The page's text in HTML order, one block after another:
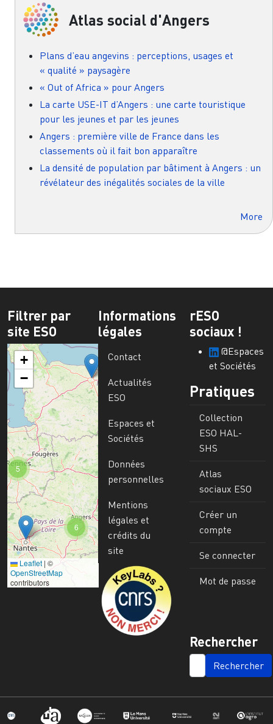
Atlas social d'Angers
Plans d’eau angevins : perceptions, usages et
« qualité » paysagère
« Out of Africa » pour Angers
La carte USE-IT d’Angers : une carte touristique
pour les jeunes et par les jeunes
Angers : première ville de France dans les
classements où il fait bon apparaître
La densité de population par bâtiment à Angers : un
révélateur des inégalités sociales de la ville
More
Filtrer par
site ESO
6
5
+
−
Leaflet | ©
OpenStreetMap
contributors
Informations
légales
Contact
Actualités
ESO
Espaces et
Sociétés
Données
personnelles
Mentions
légales et
crédits du
site
Image
rESO
sociaux !
@Espaces
et Sociétés
Pratiques
Collection
ESO HAL-
SHS
Atlas
sociaux ESO
Créer un
compte
Se connecter
Mot de passe
Rechercher
SEARCH